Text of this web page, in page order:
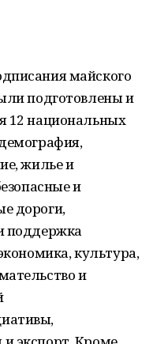
майского
подготовлены и
12 национальных
жилье и
и
дороги,
поддержка
культура,
и